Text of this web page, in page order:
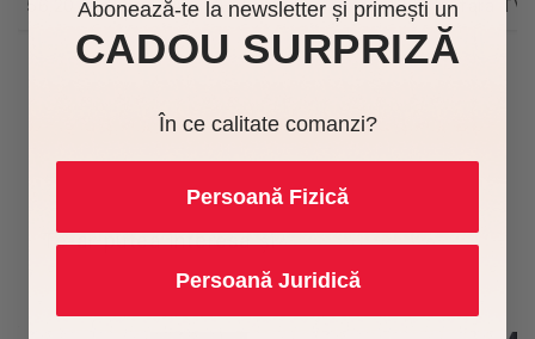
56,20 lei fără TVA • VELILLA 42,15 lei fără
Te-ar putea interesa și
Abonează-te la newsletter și primești un
CADOU SURPRIZĂ
În ce calitate comanzi?
Persoană Fizică
Persoană Juridică